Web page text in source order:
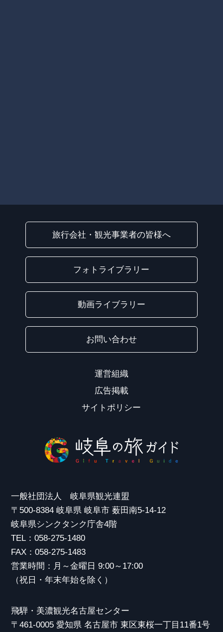
旅行会社・観光事業者の皆様へ
フォトライブラリー
動画ライブラリー
お問い合わせ
運営組織
広告掲載
サイトポリシー
一般社団法人 岐阜県観光連盟
〒500-8384 岐阜県 岐阜市 薮田南5-14-12
岐阜県シンクタンク庁舎4階
TEL：058-275-1480
FAX：058-275-1483
営業時間：月～金曜日 9:00～17:00
（祝日・年末年始を除く）
飛騨・美濃観光名古屋センター
〒461-0005 愛知県 名古屋市 東区東桜一丁目11番1号